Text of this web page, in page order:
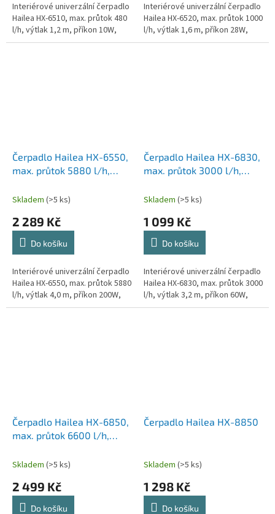
Interiérové univerzální čerpadlo
Hailea HX-6510, max. průtok 480
l/h, výtlak 1,2 m, příkon 10W,
Interiérové univerzální čerpadlo
Hailea HX-6520, max. průtok 1000
l/h, výtlak 1,6 m, příkon 28W,
Čerpadlo Hailea HX-6550,
max. průtok 5880 l/h,
Skladem (>5 ks)
2 289 Kč
Do košíku
Interiérové univerzální čerpadlo
Hailea HX-6550, max. průtok 5880
l/h, výtlak 4,0 m, příkon 200W,
Čerpadlo Hailea HX-6830,
max. průtok 3000 l/h,
Skladem (>5 ks)
1 099 Kč
Do košíku
Interiérové univerzální čerpadlo
Hailea HX-6830, max. průtok 3000
l/h, výtlak 3,2 m, příkon 60W,
Čerpadlo Hailea HX-6850,
max. průtok 6600 l/h,
Skladem (>5 ks)
2 499 Kč
Do košíku
Čerpadlo Hailea HX-8850
Skladem (>5 ks)
1 298 Kč
Do košíku